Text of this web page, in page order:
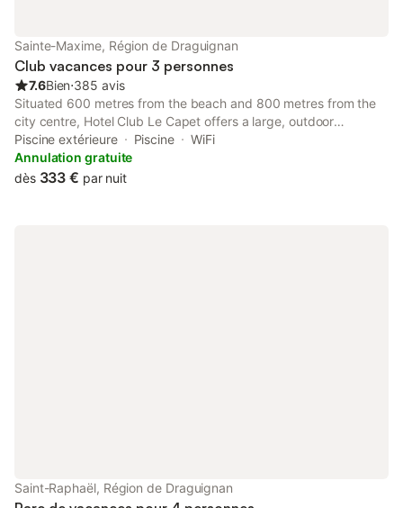
Sainte-Maxime, Région de Draguignan
Club vacances pour 3 personnes
7.6Bien⋅385 avis
Situated 600 metres from the beach and 800 metres from the
city centre, Hotel Club Le Capet offers a large, outdoor
swimming pool, a library and you can play table tennis on site.
There is a French restaurant and a bar as well.
Piscine extérieure Piscine
WiFi
Annulation gratuite
dès 333 € par nuit
Saint-Raphaël, Région de Draguignan